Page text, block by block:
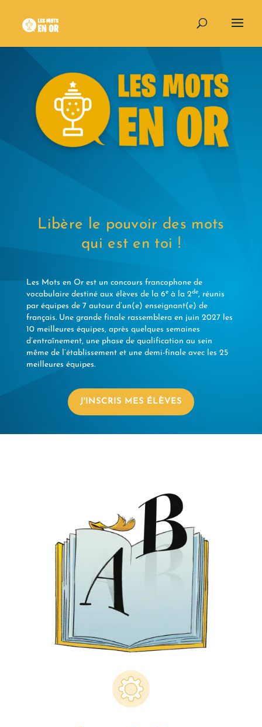
Libère le pouvoir des mots
qui est en toi !
Les Mots en Or est un concours francophone de
vocabulaire destiné aux élèves de la 6eà la 2de, réunis
par équipes de 7 autour d’un(e) enseignant(e) de
français. Une grande finale rassemblera en juin 2027 les
10 meilleures équipes, après quelques semaines
d’entraînement, une phase de qualification au sein
même de l’établissement et une demi-finale avec les 25
meilleures équipes.
J'INSCRIS MES ÉLÈVES